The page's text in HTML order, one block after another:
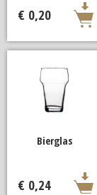
€ 0,20
Bierglas
€ 0,24